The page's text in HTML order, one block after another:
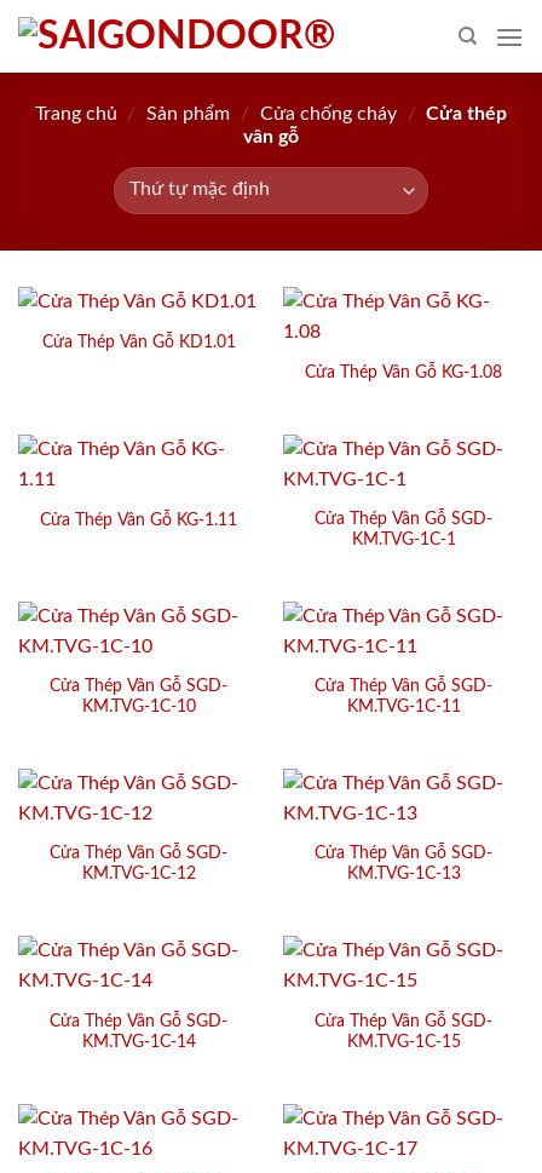
Skip
content
Trang chủ / Sản phẩm / Cửa chống cháy / Cửa thép
vân gỗ
Cửa Thép Vân Gỗ KD1.01
Cửa Thép Vân Gỗ KG-1.08
Cửa Thép Vân Gỗ KG-1.11
Cửa Thép Vân Gỗ SGD-
KM.TVG-1C-1
Cửa Thép Vân Gỗ SGD-
KM.TVG-1C-10
Cửa Thép Vân Gỗ SGD-
KM.TVG-1C-11
Cửa Thép Vân Gỗ SGD-
KM.TVG-1C-12
Cửa Thép Vân Gỗ SGD-
KM.TVG-1C-13
Cửa Thép Vân Gỗ SGD-
KM.TVG-1C-14
Cửa Thép Vân Gỗ SGD-
KM.TVG-1C-15